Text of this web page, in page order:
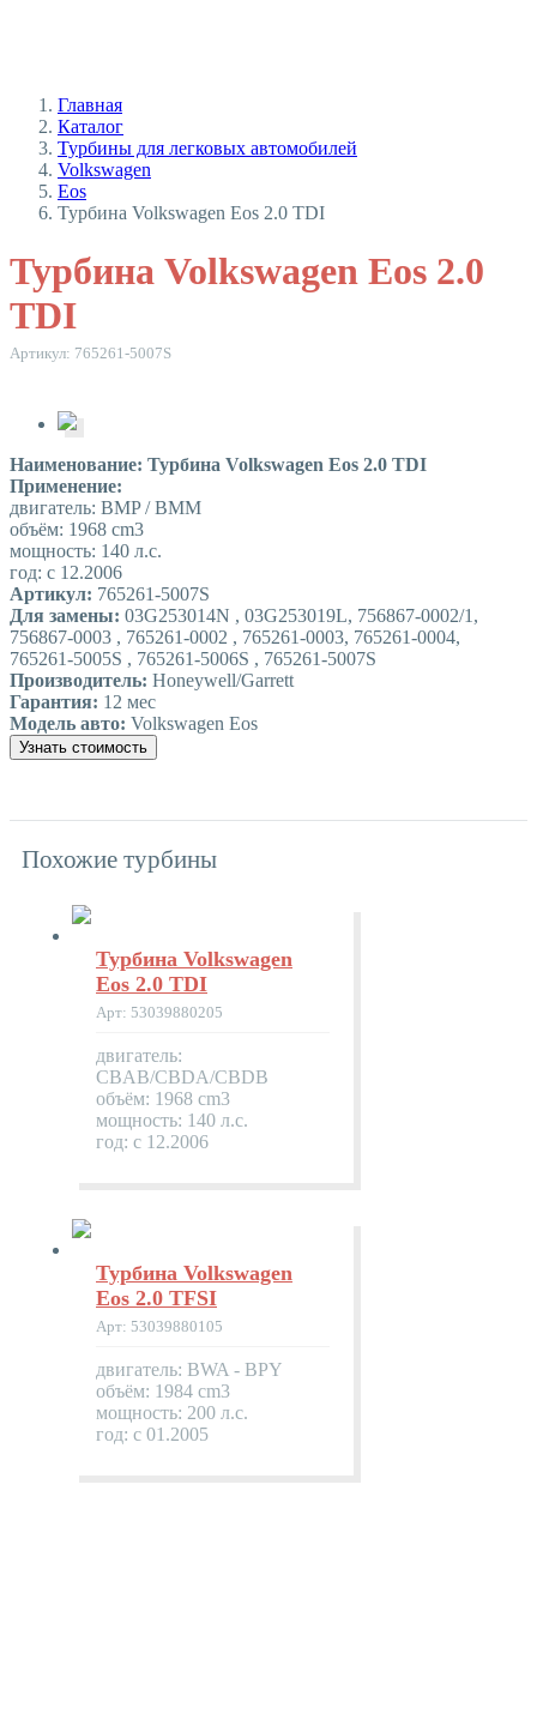
Главная
Каталог
Турбины для легковых автомобилей
Volkswagen
Eos
Турбина Volkswagen Eos 2.0 TDI
Турбина Volkswagen Eos 2.0
TDI
Артикул: 765261-5007S
Наименование: Турбина Volkswagen Eos 2.0 TDI
Применение:
двигатель: BMP / BMM
объём: 1968 cm3
мощность: 140 л.с.
год: с 12.2006
Артикул: 765261-5007S
Для замены: 03G253014N , 03G253019L, 756867-0002/1,
756867-0003 , 765261-0002 , 765261-0003, 765261-0004,
765261-5005S , 765261-5006S , 765261-5007S
Производитель: Honeywell/Garrett
Гарантия: 12 мес
Модель авто: Volkswagen Eos
Узнать стоимость
Похожие турбины
Турбина Volkswagen
Eos 2.0 TDI
Арт: 53039880205
двигатель:
CBAB/CBDA/CBDB
объём: 1968 cm3
мощность: 140 л.с.
год: с 12.2006
Турбина Volkswagen
Eos 2.0 TFSI
Арт: 53039880105
двигатель: BWA - BPY
объём: 1984 cm3
мощность: 200 л.с.
год: с 01.2005